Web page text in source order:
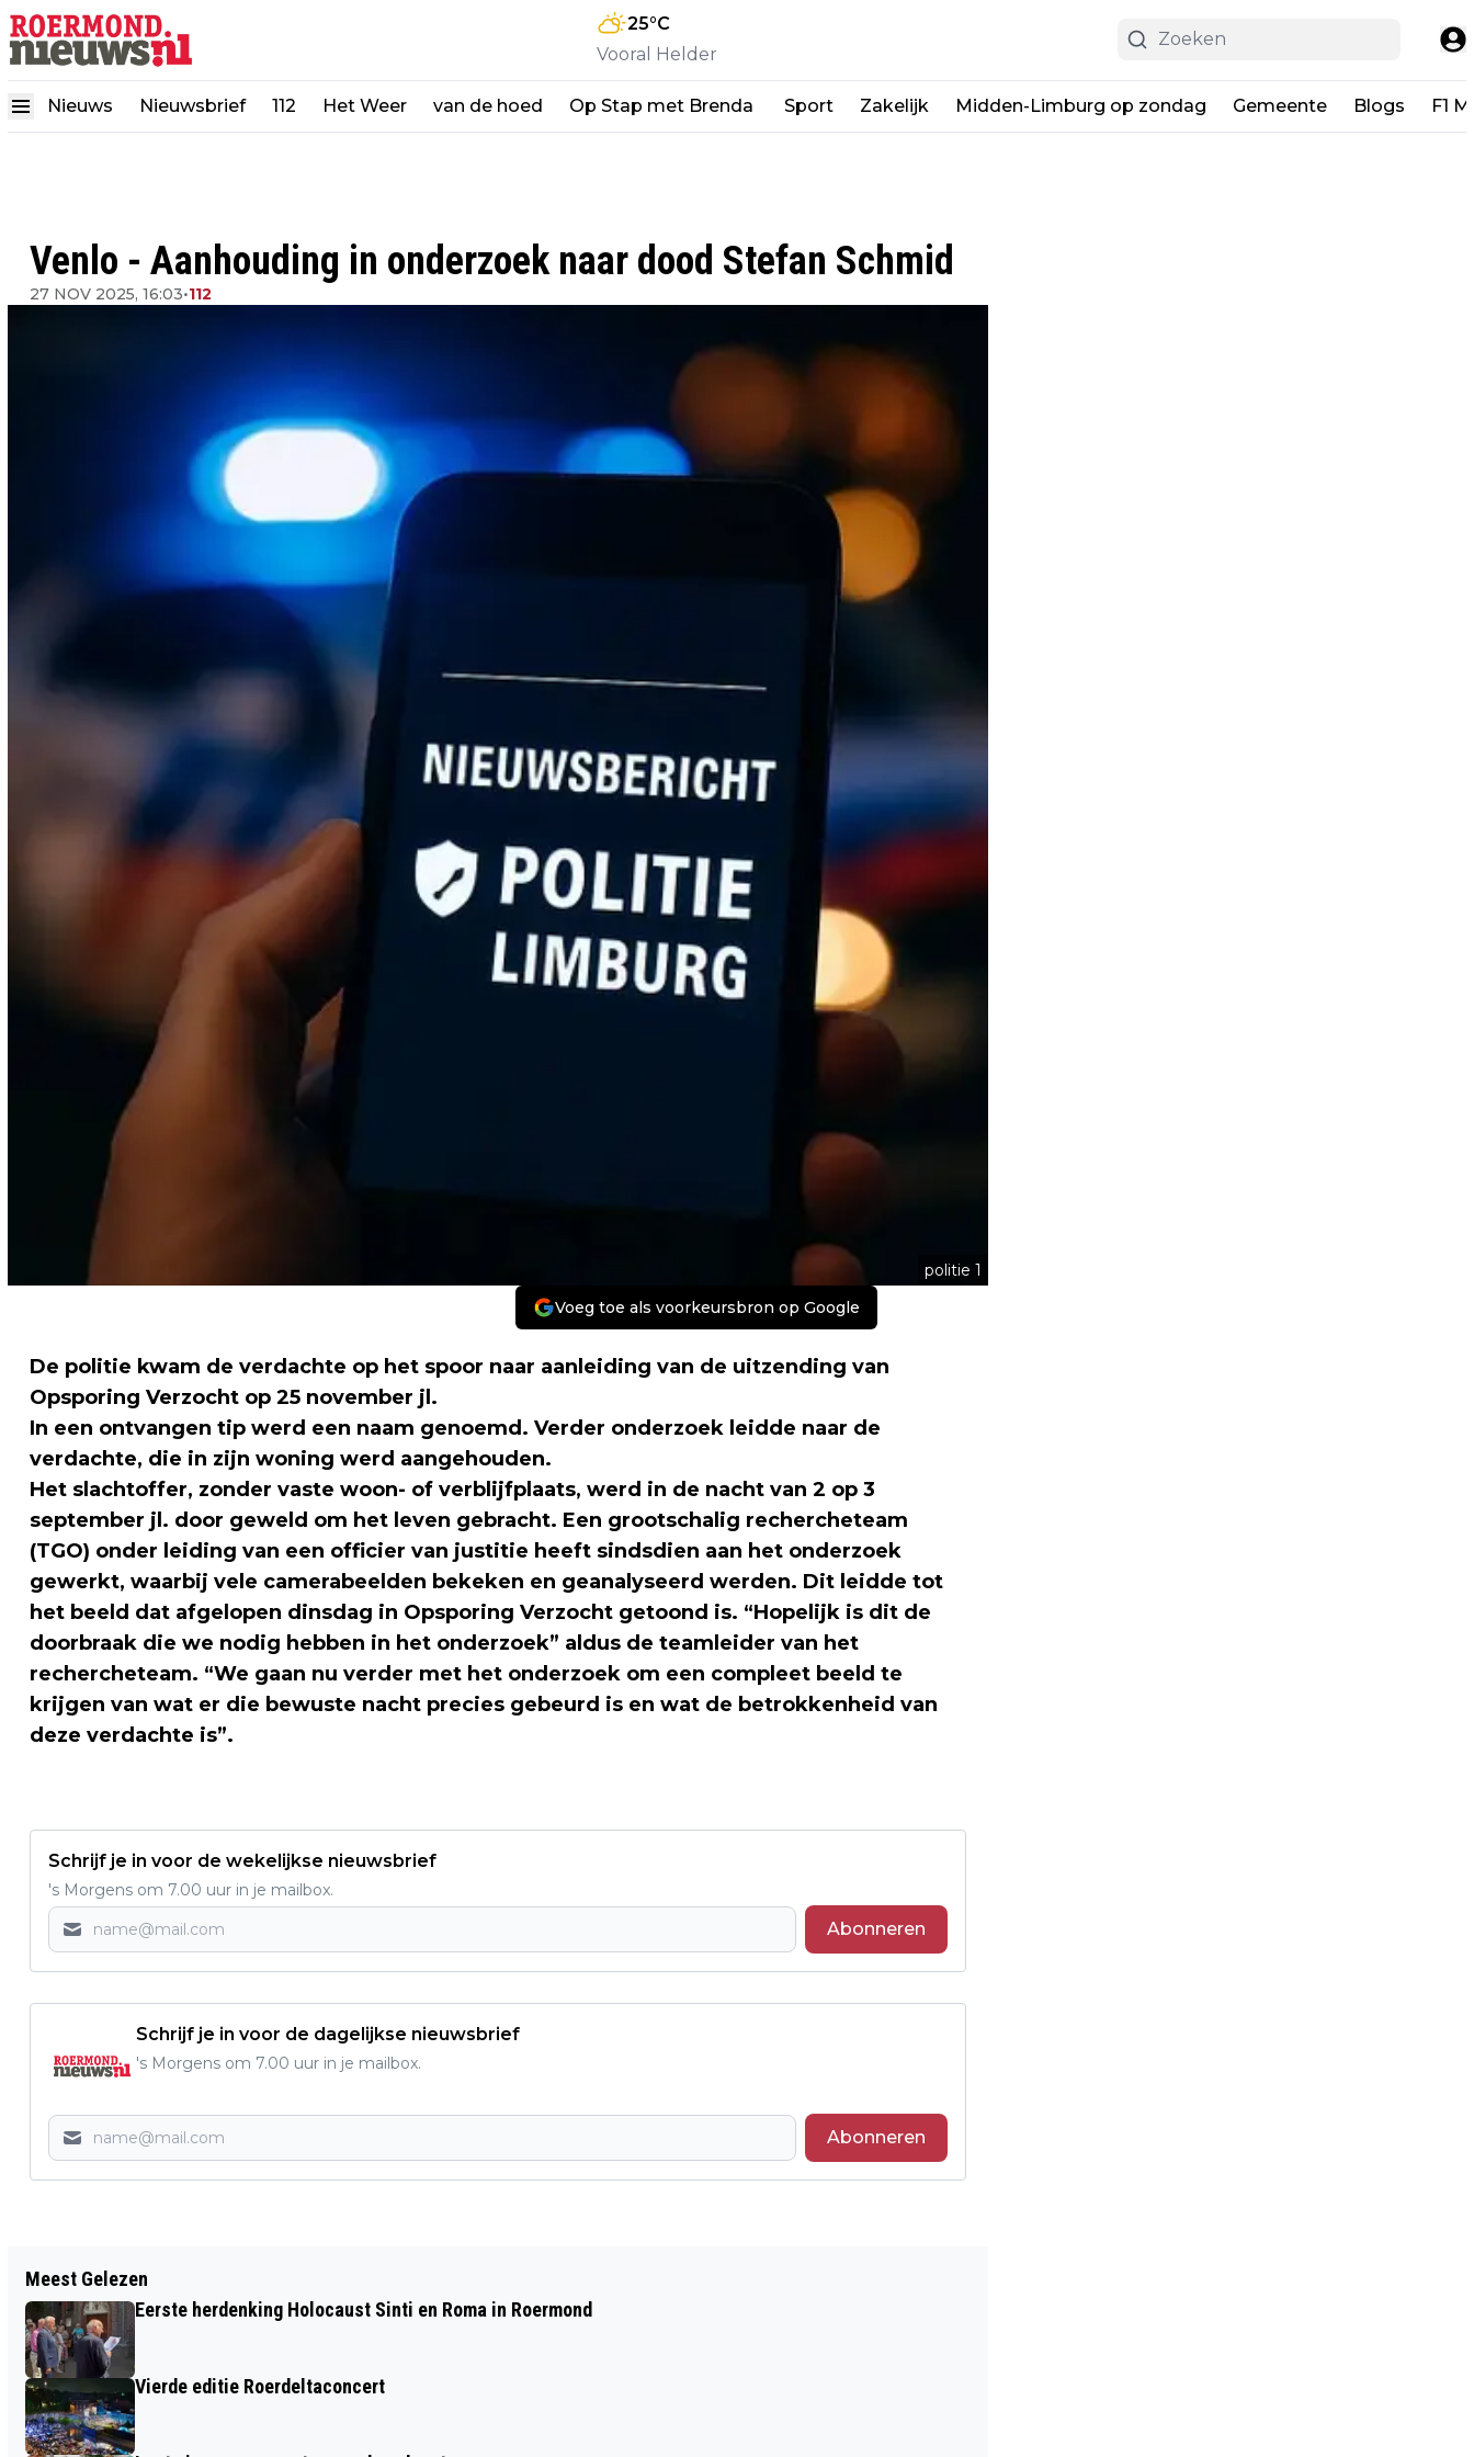
25°C
Vooral Helder
Nieuws Nieuwsbrief 112 Het Weer van de hoed Op Stap met Brenda Sport Zakelijk Midden-Limburg op zondag Gemeente Blogs F1
Venlo - Aanhouding in onderzoek naar dood Stefan Schmid
27 NOV 2025, 16:03•112
politie 1
Voeg toe als voorkeursbron op Google
De politie kwam de verdachte op het spoor naar aanleiding van de uitzending van
Opsporing Verzocht op 25 november jl.
In een ontvangen tip werd een naam genoemd. Verder onderzoek leidde naar de
verdachte, die in zijn woning werd aangehouden.
Het slachtoffer, zonder vaste woon- of verblijfplaats, werd in de nacht van 2 op 3
september jl. door geweld om het leven gebracht. Een grootschalig rechercheteam
(TGO) onder leiding van een officier van justitie heeft sindsdien aan het onderzoek
gewerkt, waarbij vele camerabeelden bekeken en geanalyseerd werden. Dit leidde tot
het beeld dat afgelopen dinsdag in Opsporing Verzocht getoond is. “Hopelijk is dit de
doorbraak die we nodig hebben in het onderzoek” aldus de teamleider van het
rechercheteam. “We gaan nu verder met het onderzoek om een compleet beeld te
krijgen van wat er die bewuste nacht precies gebeurd is en wat de betrokkenheid van
deze verdachte is”.
Schrijf je in voor de wekelijkse nieuwsbrief
's Morgens om 7.00 uur in je mailbox.
Abonneren
Schrijf je in voor de dagelijkse nieuwsbrief
's Morgens om 7.00 uur in je mailbox.
Abonneren
EUROPC ROERMOND PRESENTEERT
UITGEBREIDE BLACK FRIDAY-
AANBIEDINGEN OP COMPUTERS EN
LAPTOPS
ZIJN OM TE RACEN'
Meest Gelezen
Eerste herdenking Holocaust Sinti en Roma in Roermond
Vierde editie Roerdeltaconcert